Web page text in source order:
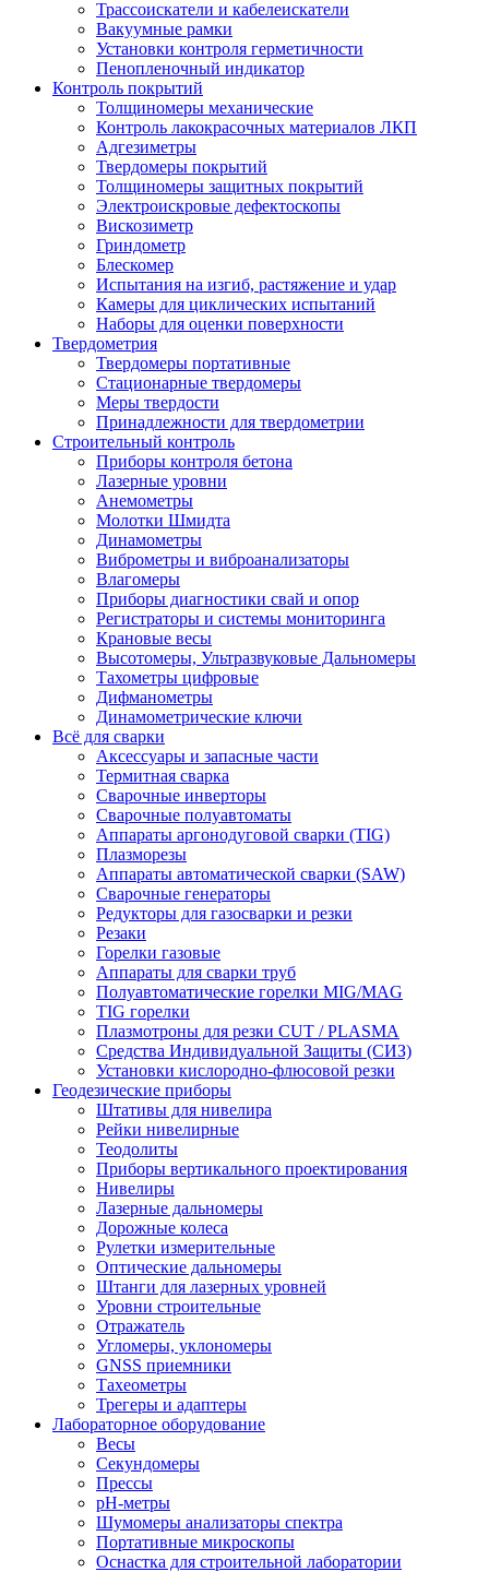
Трассоискатели и кабелеискатели
Вакуумные рамки
Установки контроля герметичности
Пенопленочный индикатор
Контроль покрытий
Толщиномеры механические
Контроль лакокрасочных материалов ЛКП
Адгезиметры
Твердомеры покрытий
Толщиномеры защитных покрытий
Электроискровые дефектоскопы
Вискозиметр
Гриндометр
Блескомер
Испытания на изгиб, растяжение и удар
Камеры для циклических испытаний
Наборы для оценки поверхности
Твердометрия
Твердомеры портативные
Стационарные твердомеры
Меры твердости
Принадлежности для твердометрии
Строительный контроль
Приборы контроля бетона
Лазерные уровни
Анемометры
Молотки Шмидта
Динамометры
Виброметры и виброанализаторы
Влагомеры
Приборы диагностики свай и опор
Регистраторы и системы мониторинга
Крановые весы
Высотомеры, Ультразвуковые Дальномеры
Тахометры цифровые
Дифманометры
Динамометрические ключи
Всё для сварки
Аксессуары и запасные части
Термитная сварка
Сварочные инверторы
Сварочные полуавтоматы
Аппараты аргонодуговой сварки (TIG)
Плазморезы
Аппараты автоматической сварки (SAW)
Сварочные генераторы
Редукторы для газосварки и резки
Резаки
Горелки газовые
Аппараты для сварки труб
Полуавтоматические горелки MIG/MAG
TIG горелки
Плазмотроны для резки CUT / PLASMA
Средства Индивидуальной Защиты (СИЗ)
Установки кислородно-флюсовой резки
Геодезические приборы
Штативы для нивелира
Рейки нивелирные
Теодолиты
Приборы вертикального проектирования
Нивелиры
Лазерные дальномеры
Дорожные колеса
Рулетки измерительные
Оптические дальномеры
Штанги для лазерных уровней
Уровни строительные
Отражатель
Угломеры, уклономеры
GNSS приемники
Тахеометры
Трегеры и адаптеры
Лабораторное оборудование
Весы
Секундомеры
Прессы
pH-метры
Шумомеры анализаторы спектра
Портативные микроскопы
Оснастка для строительной лаборатории